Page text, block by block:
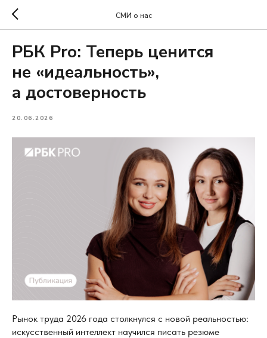
СМИ о нас
РБК Pro: Теперь ценится
не «идеальность»,
а достоверность
20.06.2026
Рынок труда 2026 года столкнулся с новой реальностью:
искусственный интеллект научился писать резюме